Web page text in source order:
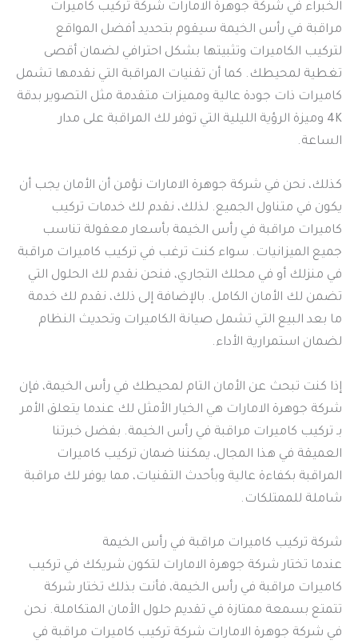
الخبراء في شركة جوهرة الامارات شركة تركيب كاميرات
مراقبة في رأس الخيمة سيقوم بتحديد أفضل المواقع
لتركيب الكاميرات وتثبيتها بشكل احترافي لضمان أقصى
تغطية لمحيطك. كما أن تقنيات المراقبة التي نقدمها تشمل
كاميرات ذات جودة عالية ومميزات متقدمة مثل التصوير بدقة
4K وميزة الرؤية الليلية التي توفر لك المراقبة على مدار
الساعة.
كذلك، نحن في شركة جوهرة الامارات نؤمن أن الأمان يجب أن
يكون في متناول الجميع. لذلك، نقدم لك خدمات تركيب
كاميرات مراقبة في رأس الخيمة بأسعار معقولة تناسب
جميع الميزانيات. سواء كنت ترغب في تركيب كاميرات مراقبة
في منزلك أو في محلك التجاري، فنحن نقدم لك الحلول التي
تضمن لك الأمان الكامل. بالإضافة إلى ذلك، نقدم لك خدمة
ما بعد البيع التي تشمل صيانة الكاميرات وتحديث النظام
لضمان استمرارية الأداء.
إذا كنت تبحث عن الأمان التام لمحيطك في رأس الخيمة، فإن
شركة جوهرة الامارات هي الخيار الأمثل لك عندما يتعلق الأمر
بـ تركيب كاميرات مراقبة في رأس الخيمة. بفضل خبرتنا
العميقة في هذا المجال، يمكننا ضمان تركيب كاميرات
المراقبة بكفاءة عالية وبأحدث التقنيات، مما يوفر لك مراقبة
شاملة للممتلكات.
شركة تركيب كاميرات مراقبة في رأس الخيمة
عندما تختار شركة جوهرة الامارات لتكون شريكك في تركيب
كاميرات مراقبة في رأس الخيمة، فأنت بذلك تختار شركة
تتمتع بسمعة ممتازة في تقديم حلول الأمان المتكاملة. نحن
في شركة جوهرة الامارات شركة تركيب كاميرات مراقبة في